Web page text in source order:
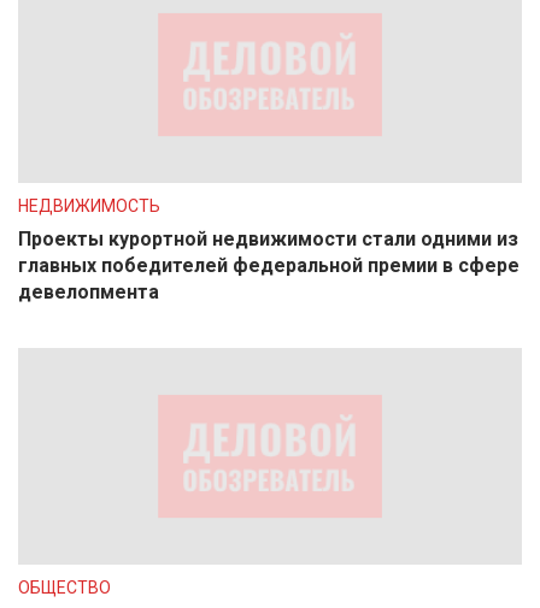
НЕДВИЖИМОСТЬ
Проекты курортной недвижимости стали одними из
главных победителей федеральной премии в сфере
девелопмента
ОБЩЕСТВО